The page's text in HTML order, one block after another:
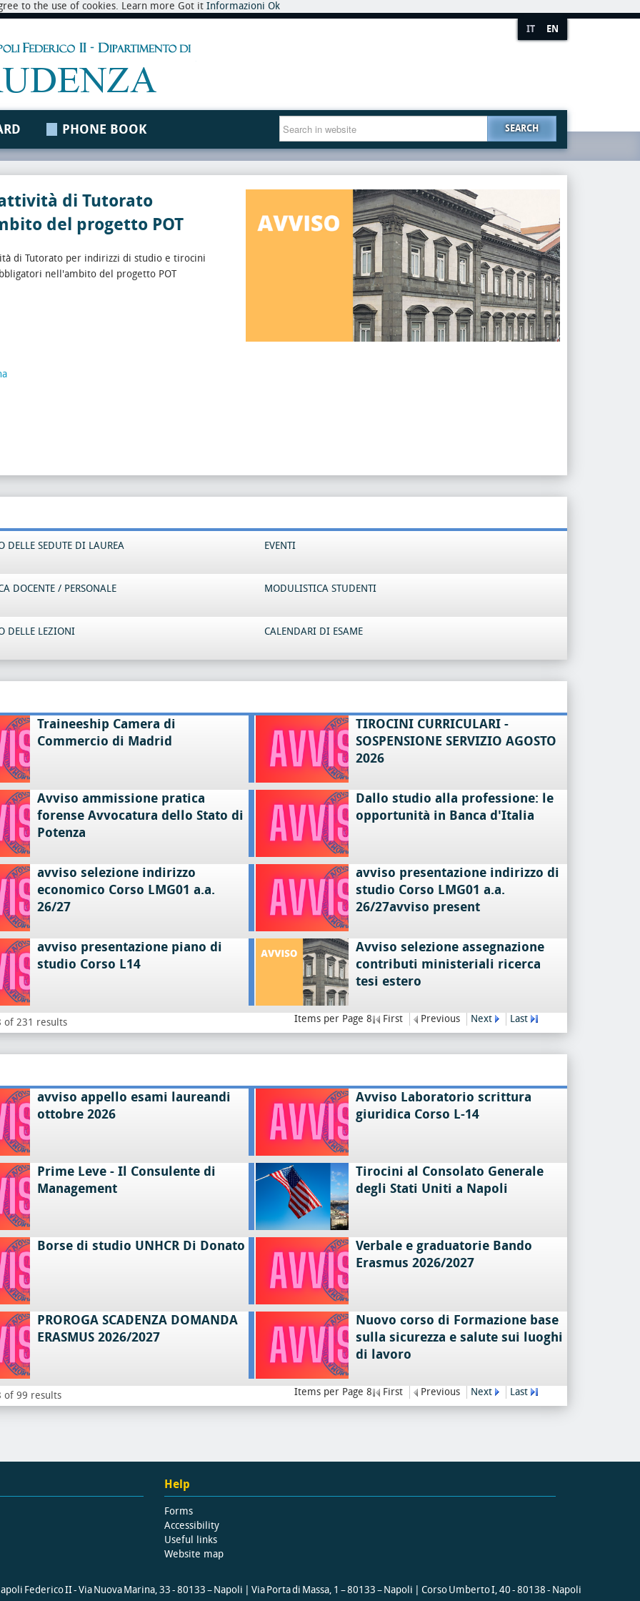
to the use of cookies. Learn more Got it Informazioni Ok
IT EN
PHONE BOOK SEARCH
di Tutorato
del progetto POT
di Tutorato per indirizzi di studio e tirocini
nell'ambito del progetto POT
DELLE SEDUTE DI LAUREA EVENTI
DOCENTE / PERSONALE MODULISTICA STUDENTI
DELLE LEZIONI CALENDARI DI ESAME
Traineeship Camera di
Commercio di Madrid
TIROCINI CURRICULARI -
SOSPENSIONE SERVIZIO AGOSTO
2026
Avviso ammissione pratica
forense Avvocatura dello Stato di
Potenza
Dallo studio alla professione: le
opportunità in Banca d'Italia
avviso selezione indirizzo
economico Corso LMG01 a.a.
26/27
avviso presentazione indirizzo di
studio Corso LMG01 a.a.
26/27avviso present
avviso presentazione piano di
studio Corso L14
Avviso selezione assegnazione
contributi ministeriali ricerca
tesi estero
of 231 results Items per Page 8 First Previous Next Last
avviso appello esami laureandi
ottobre 2026
Avviso Laboratorio scrittura
giuridica Corso L-14
Prime Leve - Il Consulente di
Management
Tirocini al Consolato Generale
degli Stati Uniti a Napoli
Borse di studio UNHCR Di Donato
Verbale e graduatorie Bando
Erasmus 2026/2027
PROROGA SCADENZA DOMANDA
ERASMUS 2026/2027
Nuovo corso di Formazione base
sulla sicurezza e salute sui luoghi
di lavoro
of 99 results Items per Page 8 First Previous Next Last
Help
Forms
Accessibility
Useful links
Website map
Federico II - Via Nuova Marina, 33 - 80133 – Napoli | Via Porta di Massa, 1 – 80133 – Napoli | Corso Umberto I, 40 - 80138 - Napoli